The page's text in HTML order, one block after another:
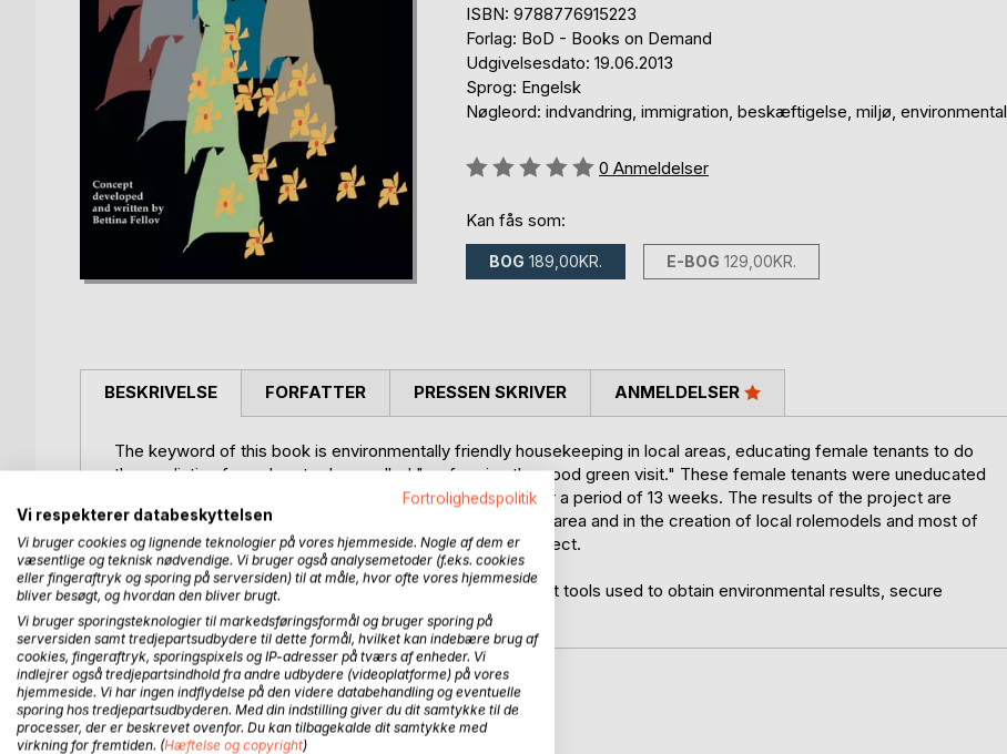
ISBN: 9788776915223
Forlag: BoD - Books on Demand
Udgivelsesdato: 19.06.2013
Sprog: Engelsk
Nøgleord: indvandring, immigration, beskæftigelse, miljø, environmental
Anmeldelse::
0 Anmeldelser
Kan fås som:
BOG 189,00KR. E-BOG 129,00KR.
BESKRIVELSE
The keyword of this book is environmentally friendly housekeeping in local areas, educating female tenants to do
the mediation from door to door, called "performing the good green visit." These female tenants were uneducated
and primarily unemployed immigrants. They were hired for a period of 13 weeks. The results of the project are
reduced consumption of water, heat and electricity in the area and in the creation of local rolemodels and most of
the hired women found employment after leaving the project.
The puropose of this book is to describe the management tools used to obtain environmental results, secure
employment and integration.
FORFATTER PRESSEN SKRIVER ANMELDELSER
FLERE TITLER HOSBoD
Fortrolighedspolitik
Vi respekterer databeskyttelsen
Vi bruger cookies og lignende teknologier på vores hjemmeside. Nogle af dem er
væsentlige og teknisk nødvendige. Vi bruger også analysemetoder (f.eks. cookies
eller fingeraftryk og sporing på serversiden) til at måle, hvor ofte vores hjemmeside
bliver besøgt, og hvordan den bliver brugt.
Vi bruger sporingsteknologier til markedsføringsformål og bruger sporing på
serversiden samt tredjepartsudbydere til dette formål, hvilket kan indebære brug af
cookies, fingeraftryk, sporingspixels og IP-adresser på tværs af enheder. Vi
indlejrer også tredjepartsindhold fra andre udbydere (videoplatforme) på vores
hjemmeside. Vi har ingen indflydelse på den videre databehandling og eventuelle
sporing hos tredjepartsudbyderen. Med din indstilling giver du dit samtykke til de
processer, der er beskrevet ovenfor. Du kan tilbagekalde dit samtykke med
virkning for fremtiden. (Hæftelse og copyright)